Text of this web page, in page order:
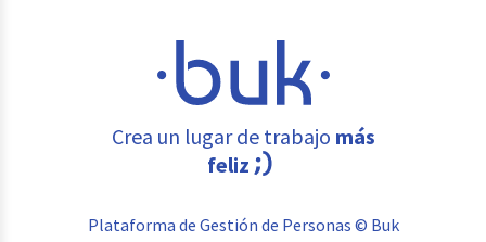
Crea un lugar de trabajo más
feliz
Plataforma de Gestión de Personas © Buk